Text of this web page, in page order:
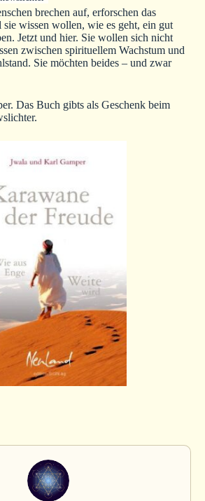
brechen auf, erforschen das
wissen wollen, wie es geht, ein gut
Jetzt und hier. Sie wollen sich nicht
zwischen spirituellem Wachstum und
Sie möchten beides – und zwar
Das Buch gibts als Geschenk beim